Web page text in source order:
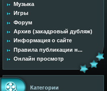
Музыка
Игры
Форум
Архив (закадровый дубляж)
Информация о сайте
Правила публикации н...
Онлайн просмотр
Категории